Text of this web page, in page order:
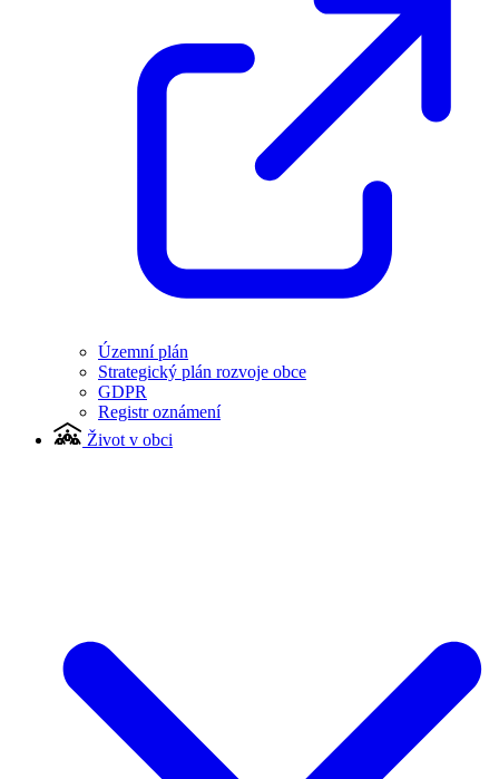
Územní plán
Strategický plán rozvoje obce
GDPR
Registr oznámení
Život v obci